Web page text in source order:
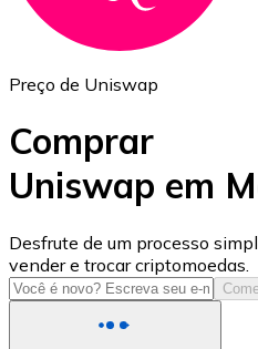
USD Coin
USDC
Preço de Uniswap
Comprar
Uniswap em
Desfrute de um processo
vender e trocar criptomoedas.